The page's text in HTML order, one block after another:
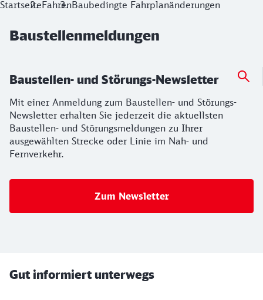
Baustellenmeldungen
StartseiteFahrenBaubedingte Fahrplanänderungen
Baustellenmeldungen
Baustellen- und Störungs-Newsletter
Mit einer Anmeldung zum Baustellen- und Störungs-
Newsletter erhalten Sie jederzeit die aktuellsten
Baustellen- und Störungsmeldungen zu Ihrer
ausgewählten Strecke oder Linie im Nah- und
Fernverkehr.
Zum Newsletter
Gut informiert unterwegs